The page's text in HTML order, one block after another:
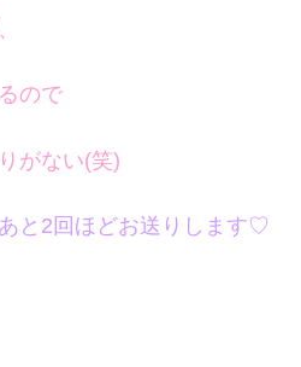
ので
がない(笑)
と2回ほどお送りします♡